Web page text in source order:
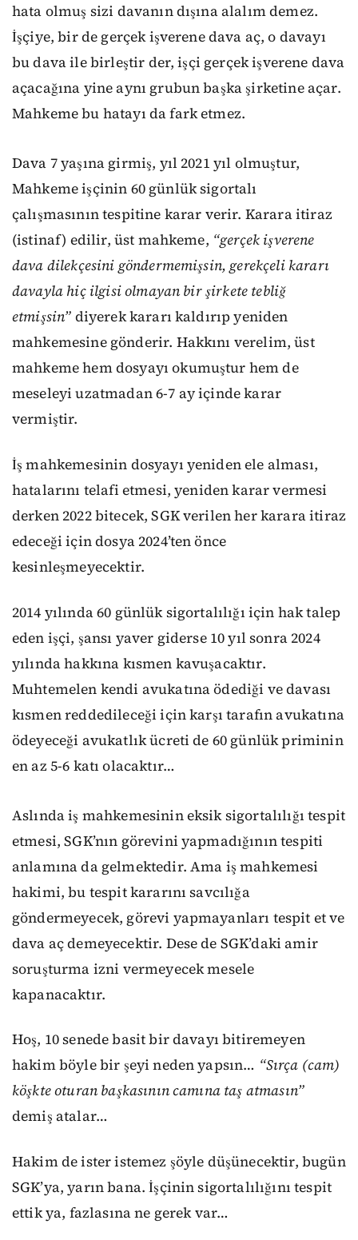
hata olmuş sizi davanın dışına alalım demez.
İşçiye, bir de gerçek işverene dava aç, o davayı
bu dava ile birleştir der, işçi gerçek işverene dava
açacağına yine aynı grubun başka şirketine açar.
Mahkeme bu hatayı da fark etmez.
Dava 7 yaşına girmiş, yıl 2021 yıl olmuştur,
Mahkeme işçinin 60 günlük sigortalı
çalışmasının tespitine karar verir. Karara itiraz
(istinaf) edilir, üst mahkeme, “gerçek işverene
dava dilekçesini göndermemişsin, gerekçeli kararı
davayla hiç ilgisi olmayan bir şirkete tebliğ
etmişsin” diyerek kararı kaldırıp yeniden
mahkemesine gönderir. Hakkını verelim, üst
mahkeme hem dosyayı okumuştur hem de
meseleyi uzatmadan 6-7 ay içinde karar
vermiştir.
İş mahkemesinin dosyayı yeniden ele alması,
hatalarını telafi etmesi, yeniden karar vermesi
derken 2022 bitecek, SGK verilen her karara itiraz
edeceği için dosya 2024’ten önce
kesinleşmeyecektir.
2014 yılında 60 günlük sigortalılığı için hak talep
eden işçi, şansı yaver giderse 10 yıl sonra 2024
yılında hakkına kısmen kavuşacaktır.
Muhtemelen kendi avukatına ödediği ve davası
kısmen reddedileceği için karşı tarafın avukatına
ödeyeceği avukatlık ücreti de 60 günlük priminin
en az 5-6 katı olacaktır…
Aslında iş mahkemesinin eksik sigortalılığı tespit
etmesi, SGK’nın görevini yapmadığının tespiti
anlamına da gelmektedir. Ama iş mahkemesi
hakimi, bu tespit kararını savcılığa
göndermeyecek, görevi yapmayanları tespit et ve
dava aç demeyecektir. Dese de SGK’daki amir
soruşturma izni vermeyecek mesele
kapanacaktır.
Hoş, 10 senede basit bir davayı bitiremeyen
hakim böyle bir şeyi neden yapsın… “Sırça (cam)
köşkte oturan başkasının camına taş atmasın”
demiş atalar…
Hakim de ister istemez şöyle düşünecektir, bugün
SGK’ya, yarın bana. İşçinin sigortalılığını tespit
ettik ya, fazlasına ne gerek var…